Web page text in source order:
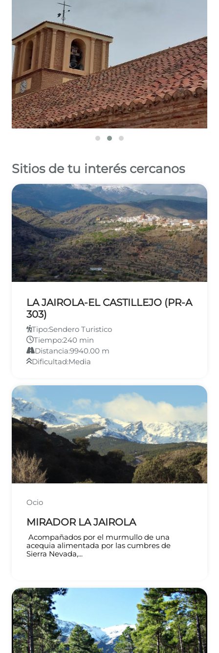
Sitios de tu interés cercanos
LA JAIROLA-EL CASTILLEJO (PR-A
303)
Tipo:Sendero Turistico
Tiempo:240 min
Distancia:9940.00 m
Dificultad:Media
Ocio
MIRADOR LA JAIROLA
Acompañados por el murmullo de una
acequia alimentada por las cumbres de
Sierra Nevada,...